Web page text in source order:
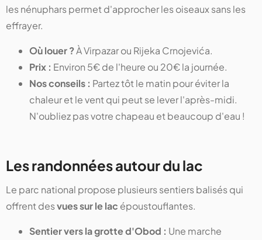
les nénuphars permet d'approcher les oiseaux sans les
effrayer.
Où louer ?À Virpazar ou Rijeka Crnojevića.
Prix : Environ 5€ de l'heure ou 20€ la journée.
Nos conseils : Partez tôt le matin pour éviter la
chaleur et le vent qui peut se lever l'après-midi.
N'oubliez pas votre chapeau et beaucoup d'eau !
Les randonnées autour du lac
Le parc national propose plusieurs sentiers balisés qui
offrent desvues sur le lac époustouflantes.
Sentier vers la grotte d'Obod : Une marche